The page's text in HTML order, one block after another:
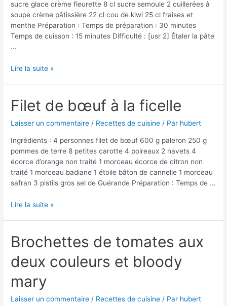
sucre glace crème fleurette 8 cl sucre semoule 2 cuillerées à
soupe crème pâtissière 22 cl cou de kiwi 25 cl fraises et
menthe Préparation : Temps de préparation : 30 minutes
Temps de cuisson : 15 minutes Difficulté : [usr 2] Étaler la pâte
…
Mille-
coulis
de
Kiwi
Lire la suite »
Filet de bœuf à la ficelle
Laisser un commentaire / Recettes de cuisine / Par hubert
Ingrédients : 4 personnes filet de bœuf 600 g paleron 250 g
pommes de terre 8 petites carotte 4 poireaux 2 navets 4
écorce d’orange non traité 1 morceau écorce de citron non
traité 1 morceau badiane 1 étoile bâton de cannelle 1 morceau
safran 3 pistils gros sel de Guérande Préparation : Temps de …
Filet
à
la
ficelle
Lire la suite »
Brochettes de tomates aux
deux couleurs et bloody
mary
Laisser un commentaire / Recettes de cuisine / Par hubert